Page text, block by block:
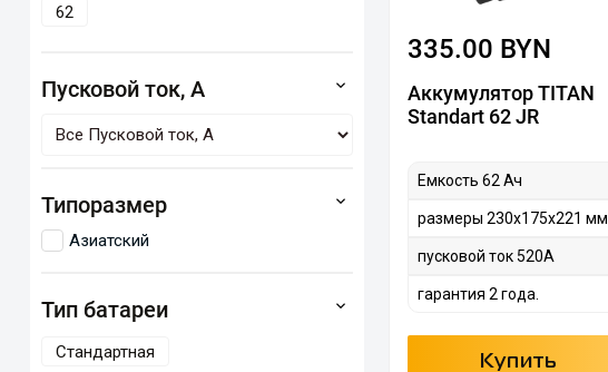
62
Пусковой ток, А
Типоразмер
Азиатский
Тип батареи
Стандартная
335.00 BYN
Аккумулятор TITAN
Standart 62 JR
Емкость 62 Ач
размеры 230х175х221 мм
пусковой ток 520A
гарантия 2 года.
Купить